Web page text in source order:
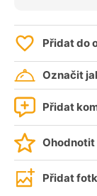
Přidat do
Označit
Přidat
Přidat